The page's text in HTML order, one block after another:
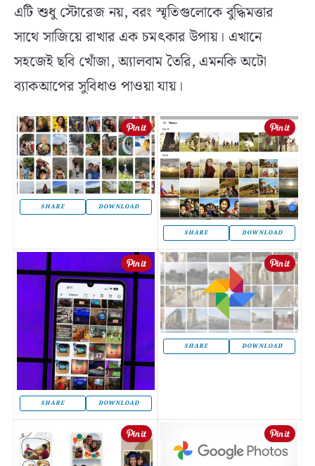
এটি শুধু স্টোরেজ নয়, বরং স্মৃতিগুলোকে বুদ্ধিমত্তার
সাথে সাজিয়ে রাখার এক চমৎকার উপায়। এখানে
সহজেই ছবি খোঁজা, অ্যালবাম তৈরি, এমনকি অটো
ব্যাকআপের সুবিধাও পাওয়া যায়।
SHARE DOWNLOAD
SHARE DOWNLOAD
SHARE DOWNLOAD
SHARE DOWNLOAD